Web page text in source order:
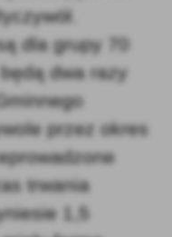
dla grupy 70
dwa razy
przez okres
trwania
1,5